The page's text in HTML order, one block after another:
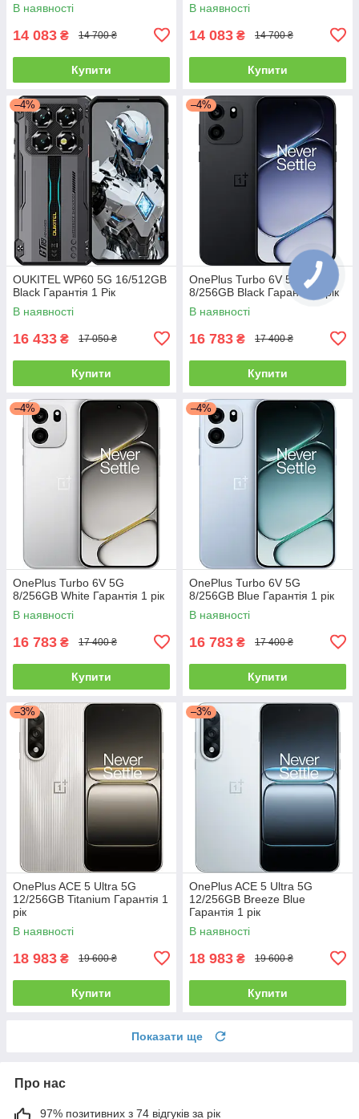
В наявності
14 083 ₴ 14 700 ₴
Купити
В наявності
14 083 ₴ 14 700 ₴
Купити
–4%
OUKITEL WP60 5G 16/512GB
Black Гарантія 1 Рік
В наявності
16 433 ₴ 17 050 ₴
Купити
–4%
OnePlus Turbo 6V 5G
8/256GB Black Гарантія 1 рік
В наявності
16 783 ₴ 17 400 ₴
Купити
–4%
OnePlus Turbo 6V 5G
8/256GB White Гарантія 1 рік
В наявності
16 783 ₴ 17 400 ₴
Купити
–4%
OnePlus Turbo 6V 5G
8/256GB Blue Гарантія 1 рік
В наявності
16 783 ₴ 17 400 ₴
Купити
–3%
OnePlus ACE 5 Ultra 5G
12/256GB Titanium Гарантія 1
рік
В наявності
18 983 ₴ 19 600 ₴
Купити
–3%
OnePlus ACE 5 Ultra 5G
12/256GB Breeze Blue
Гарантія 1 рік
В наявності
18 983 ₴ 19 600 ₴
Купити
Показати ще
Про нас
97% позитивних з 74 відгуків за рік